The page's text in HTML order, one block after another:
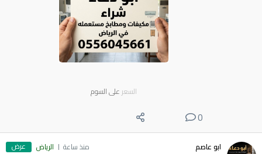
السعر على السوم
0
ابو عاصم منذ ساعة الرياض عرض